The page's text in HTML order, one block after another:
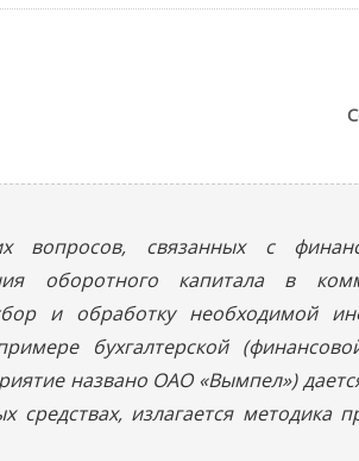
связанных с
оборотного капитала в
и обработку необходимой
бухгалтерской
названо ОАО «Вымпел»)
излагается методика